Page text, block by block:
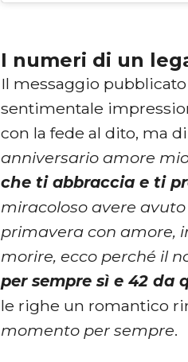
I numeri di un
Il messaggio
sentimentale
con la fede al dito, ma
anniversario amore
che ti abbraccia e ti
miracoloso avere
primavera con amore,
morire, ecco perché il
per sempre sì e 42 da
le righe un romantico
momento per sempre.